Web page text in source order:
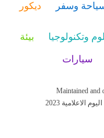
وسفر ديكور
وتكنولوجيا بيئة
سيارات
Maintained and